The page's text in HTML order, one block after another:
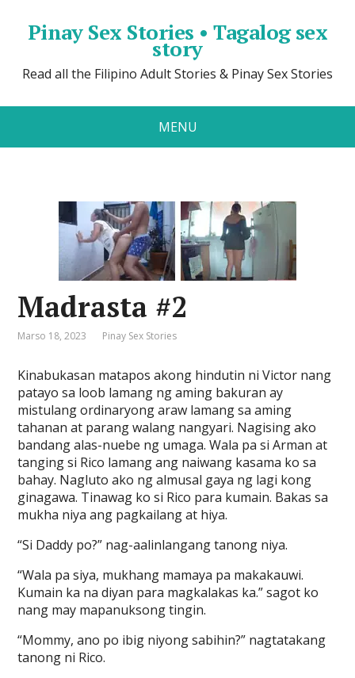
Pinay Sex Stories • Tagalog sex
story
Read all the Filipino Adult Stories & Pinay Sex Stories
MENU
Madrasta #2
Marso 18, 2023 Pinay Sex Stories
Kinabukasan matapos akong hindutin ni Victor nang
patayo sa loob lamang ng aming bakuran ay
mistulang ordinaryong araw lamang sa aming
tahanan at parang walang nangyari. Nagising ako
bandang alas-nuebe ng umaga. Wala pa si Arman at
tanging si Rico lamang ang naiwang kasama ko sa
bahay. Nagluto ako ng almusal gaya ng lagi kong
ginagawa. Tinawag ko si Rico para kumain. Bakas sa
mukha niya ang pagkailang at hiya.
“Si Daddy po?” nag-aalinlangang tanong niya.
“Wala pa siya, mukhang mamaya pa makakauwi.
Kumain ka na diyan para magkalakas ka.” sagot ko
nang may mapanuksong tingin.
“Mommy, ano po ibig niyong sabihin?” nagtatakang
tanong ni Rico.